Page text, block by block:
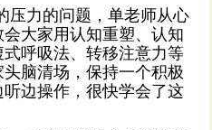
压力的问题，单老师从心
大家用认知重塑、认知
呼吸法、转移注意力等
脑清场，保持一个积极
边操作，很快学会了这